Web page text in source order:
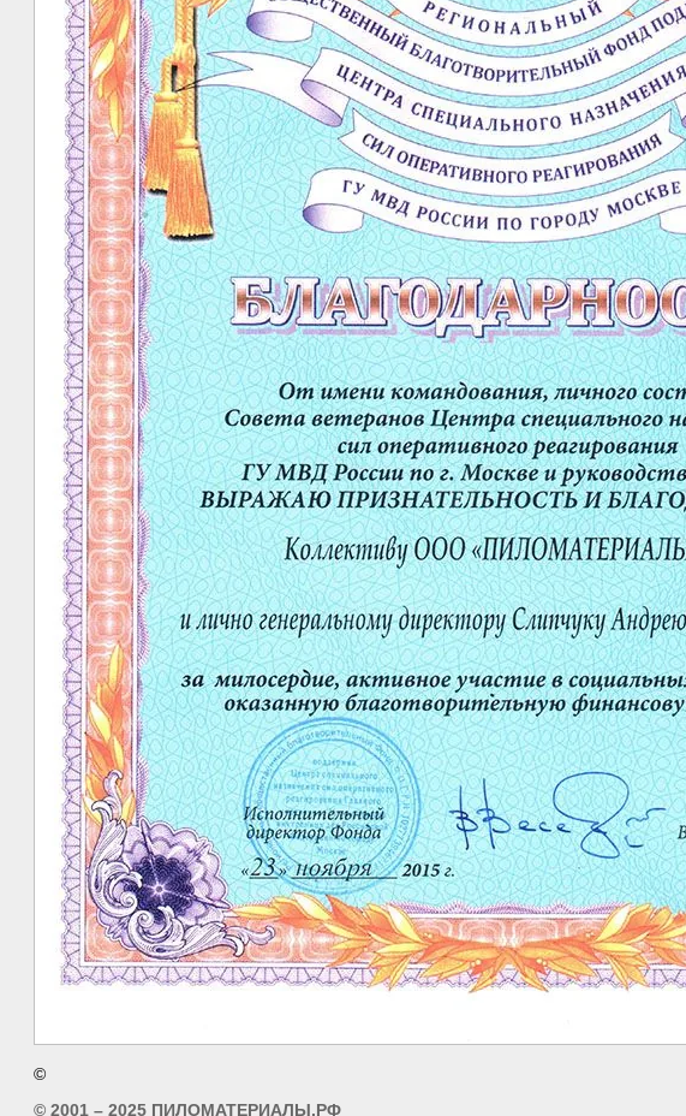
©
© 2001 – 2025 ПИЛОМАТЕРИАЛЫ.РФ